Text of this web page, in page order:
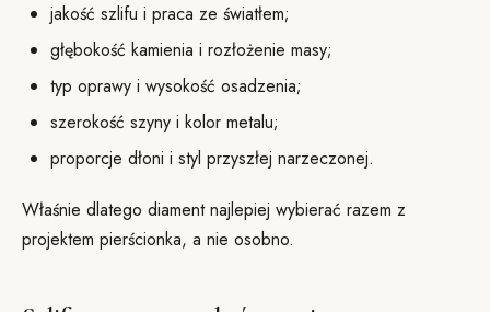
jakość szlifu i praca ze światłem;
głębokość kamienia i rozłożenie masy;
typ oprawy i wysokość osadzenia;
szerokość szyny i kolor metalu;
proporcje dłoni i styl przyszłej narzeczonej.
Właśnie dlatego diament najlepiej wybierać razem z
projektem pierścionka, a nie osobno.